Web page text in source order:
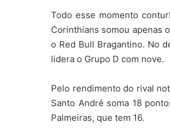
Todo esse momento
Corinthians somou apenas
o Red Bull Bragantino. No
lidera o Grupo D com nove.
Pelo rendimento do rival
Santo André soma 18
Palmeiras, que tem 16.